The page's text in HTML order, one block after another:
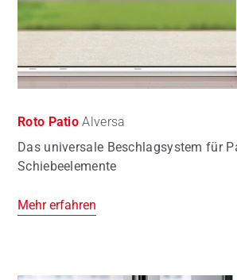
Roto Patio Alversa
Das universale Beschlagsystem für
Schiebeelemente
Mehr erfahren